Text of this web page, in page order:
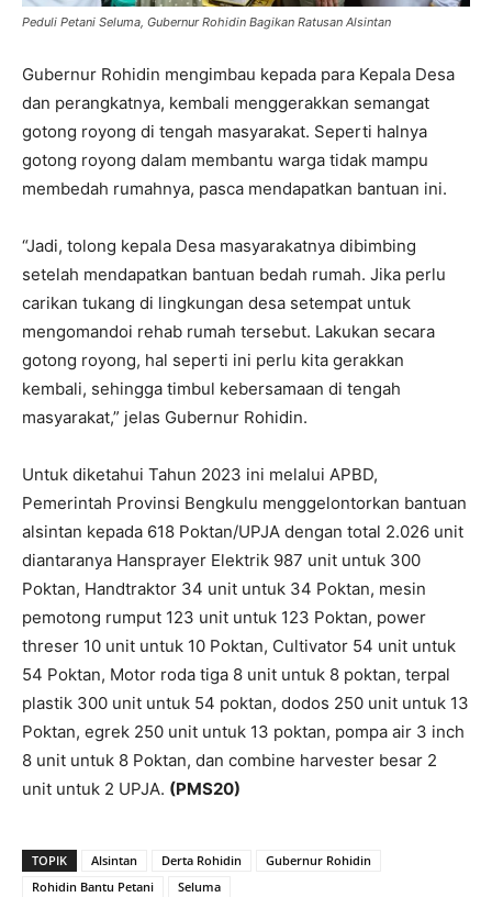
Peduli Petani Seluma, Gubernur Rohidin Bagikan Ratusan Alsintan
Gubernur Rohidin mengimbau kepada para Kepala Desa
dan perangkatnya, kembali menggerakkan semangat
gotong royong di tengah masyarakat. Seperti halnya
gotong royong dalam membantu warga tidak mampu
membedah rumahnya, pasca mendapatkan bantuan ini.
“Jadi, tolong kepala Desa masyarakatnya dibimbing
setelah mendapatkan bantuan bedah rumah. Jika perlu
carikan tukang di lingkungan desa setempat untuk
mengomandoi rehab rumah tersebut. Lakukan secara
gotong royong, hal seperti ini perlu kita gerakkan
kembali, sehingga timbul kebersamaan di tengah
masyarakat,” jelas Gubernur Rohidin.
Untuk diketahui Tahun 2023 ini melalui APBD,
Pemerintah Provinsi Bengkulu menggelontorkan bantuan
alsintan kepada 618 Poktan/UPJA dengan total 2.026 unit
diantaranya Hansprayer Elektrik 987 unit untuk 300
Poktan, Handtraktor 34 unit untuk 34 Poktan, mesin
pemotong rumput 123 unit untuk 123 Poktan, power
threser 10 unit untuk 10 Poktan, Cultivator 54 unit untuk
54 Poktan, Motor roda tiga 8 unit untuk 8 poktan, terpal
plastik 300 unit untuk 54 poktan, dodos 250 unit untuk 13
Poktan, egrek 250 unit untuk 13 poktan, pompa air 3 inch
8 unit untuk 8 Poktan, dan combine harvester besar 2
unit untuk 2 UPJA. (PMS20)
TOPIK Alsintan Derta Rohidin
Gubernur Rohidin
Rohidin Bantu Petani
Seluma